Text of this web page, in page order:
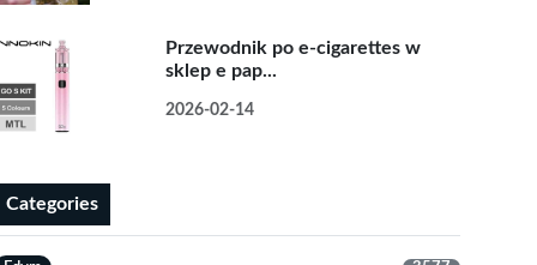
Przewodnik po e-cigarettes w
sklep e pap...
2026-02-14
Categories